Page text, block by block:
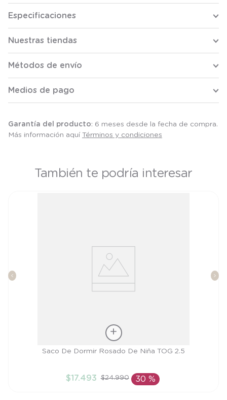
Especificaciones
Nuestras tiendas
Métodos de envío
Medios de pago
Garantía del producto: 6 meses desde la fecha de compra.
Más información aquí Términos y condiciones
También te podría interesar
AÑADIR AL CARRITO
Saco De Dormir Rosado De Niña TOG 2.5
$17.493 $24.990 30 %